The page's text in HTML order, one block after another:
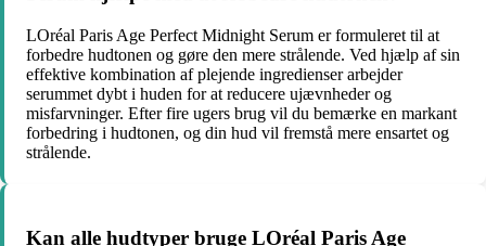
LOréal Paris Age Perfect Midnight Serum er formuleret til at
forbedre hudtonen og gøre den mere strålende. Ved hjælp af sin
effektive kombination af plejende ingredienser arbejder
serummet dybt i huden for at reducere ujævnheder og
misfarvninger. Efter fire ugers brug vil du bemærke en markant
forbedring i hudtonen, og din hud vil fremstå mere ensartet og
strålende.
Kan alle hudtyper bruge LOréal Paris Age